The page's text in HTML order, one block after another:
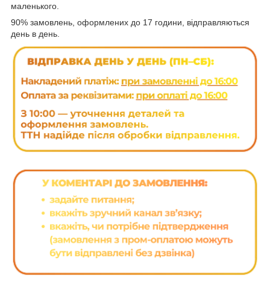
маленького.
90% замовлень, оформлених до 17 години, відправляються
день в день.